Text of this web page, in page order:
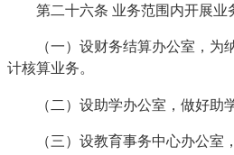
第二十六条 业务范围内开展业
（一）设财务结算办公室，为
计核算业务。
（二）设助学办公室，做好助学
（三）设教育事务中心办公室